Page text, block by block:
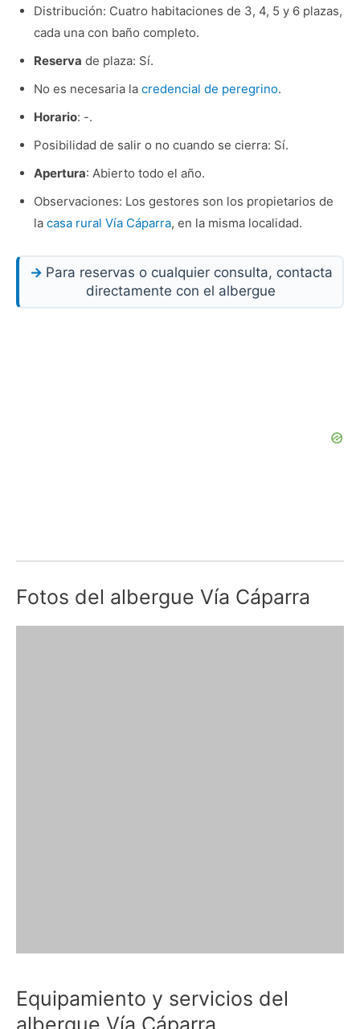
Distribución: Cuatro habitaciones de 3, 4, 5 y 6 plazas,
cada una con baño completo.
Reserva de plaza: Sí.
No es necesaria la credencial de peregrino.
Horario: -.
Posibilidad de salir o no cuando se cierra: Sí.
Apertura: Abierto todo el año.
Observaciones: Los gestores son los propietarios de
la casa rural Vía Cáparra, en la misma localidad.
Para reservas o cualquier consulta, contacta
directamente con el albergue
Fotos del albergue Vía Cáparra
Equipamiento y servicios del
albergue Vía Cáparra